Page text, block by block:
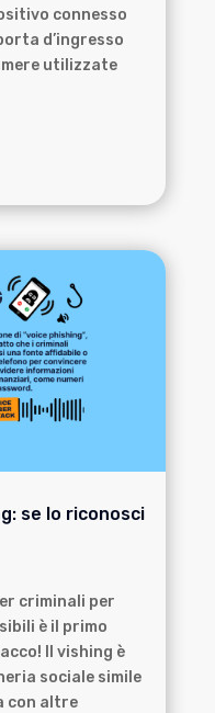
connesso
d’ingresso
utilizzate
se lo riconosci
criminali per
è il primo
Il vishing è
sociale simile
con altre